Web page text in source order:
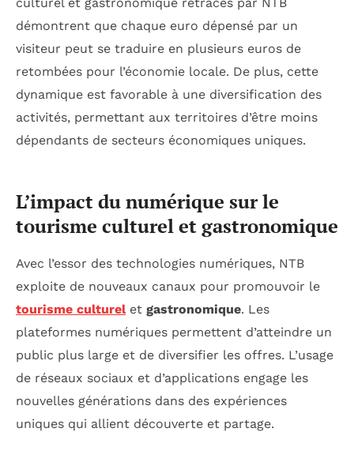
démontrent que chaque euro dépensé par un
visiteur peut se traduire en plusieurs euros de
retombées pour l’économie locale. De plus, cette
dynamique est favorable à une diversification des
activités, permettant aux territoires d’être moins
dépendants de secteurs économiques uniques.
L’impact du numérique sur le
tourisme culturel et gastronomique
Avec l’essor des technologies numériques, NTB
exploite de nouveaux canaux pour promouvoir le
tourisme culturelet gastronomique. Les
plateformes numériques permettent d’atteindre un
public plus large et de diversifier les offres. L’usage
de réseaux sociaux et d’applications engage les
nouvelles générations dans des expériences
uniques qui allient découverte et partage.